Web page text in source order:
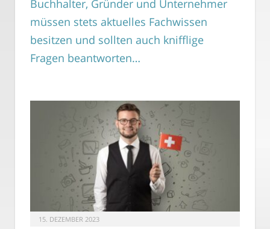
Buchhalter, Gründer und Unternehmer
müssen stets aktuelles Fachwissen
besitzen und sollten auch knifflige
Fragen beantworten…
15. DEZEMBER 2023